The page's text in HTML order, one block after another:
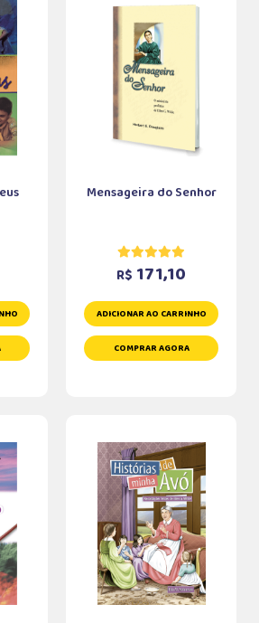
Mensageira do Senhor
R$ 171,10
ADICIONAR AO CARRINHO
COMPRAR AGORA